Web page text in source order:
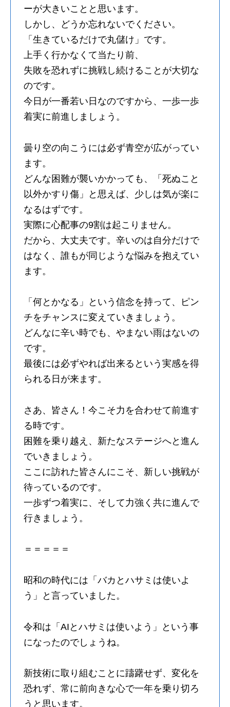
ーが大きいことと思います。
しかし、どうか忘れないでください。
「生きているだけで丸儲け」です。
上手く行かなくて当たり前、
失敗を恐れずに挑戦し続けることが大切な
のです。
今日が一番若い日なのですから、一歩一歩
着実に前進しましょう。
曇り空の向こうには必ず青空が広がってい
ます。
どんな困難が襲いかかっても、「死ぬこと
以外かすり傷」と思えば、少しは気が楽に
なるはずです。
実際に心配事の9割は起こりません。
だから、大丈夫です。辛いのは自分だけで
はなく、誰もが同じような悩みを抱えてい
ます。
「何とかなる」という信念を持って、ピン
チをチャンスに変えていきましょう。
どんなに辛い時でも、やまない雨はないの
です。
最後には必ずやれば出来るという実感を得
られる日が来ます。
さあ、皆さん！今こそ力を合わせて前進す
る時です。
困難を乗り越え、新たなステージへと進ん
でいきましょう。
ここに訪れた皆さんにこそ、新しい挑戦が
待っているのです。
一歩ずつ着実に、そして力強く共に進んで
行きましょう。
＝＝＝＝＝
昭和の時代には「バカとハサミは使いよ
う」と言っていました。
令和は「AIとハサミは使いよう」という事
になったのでしょうね。
新技術に取り組むことに躊躇せず、変化を
恐れず、常に前向きな心で一年を乗り切ろ
うと思います。